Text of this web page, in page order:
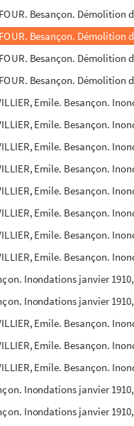
Besançon.
Besançon.
Besançon.
Besançon.
Emile. Besançon.
Emile. Besançon.
Emile. Besançon.
Emile. Besançon.
Emile. Besançon.
Emile. Besançon.
Emile. Besançon.
Emile. Besançon.
Inondations janvier
Inondations janvier
Emile. Besançon.
Emile. Besançon.
Emile. Besançon.
Inondations janvier
Inondations janvier